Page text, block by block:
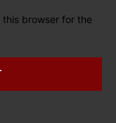
this browser for the